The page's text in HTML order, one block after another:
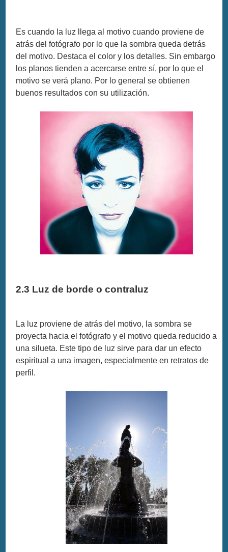
Es cuando la luz llega al motivo cuando proviene de
atrás del fotógrafo por lo que la sombra queda detrás
del motivo. Destaca el color y los detalles. Sin embargo
los planos tienden a acercarse entre sí, por lo que el
motivo se verá plano. Por lo general se obtienen
buenos resultados con su utilización.
2.3 Luz de borde o contraluz
La luz proviene de atrás del motivo, la sombra se
proyecta hacia el fotógrafo y el motivo queda reducido a
una silueta. Este tipo de luz sirve para dar un efecto
espiritual a una imagen, especialmente en retratos de
perfil.